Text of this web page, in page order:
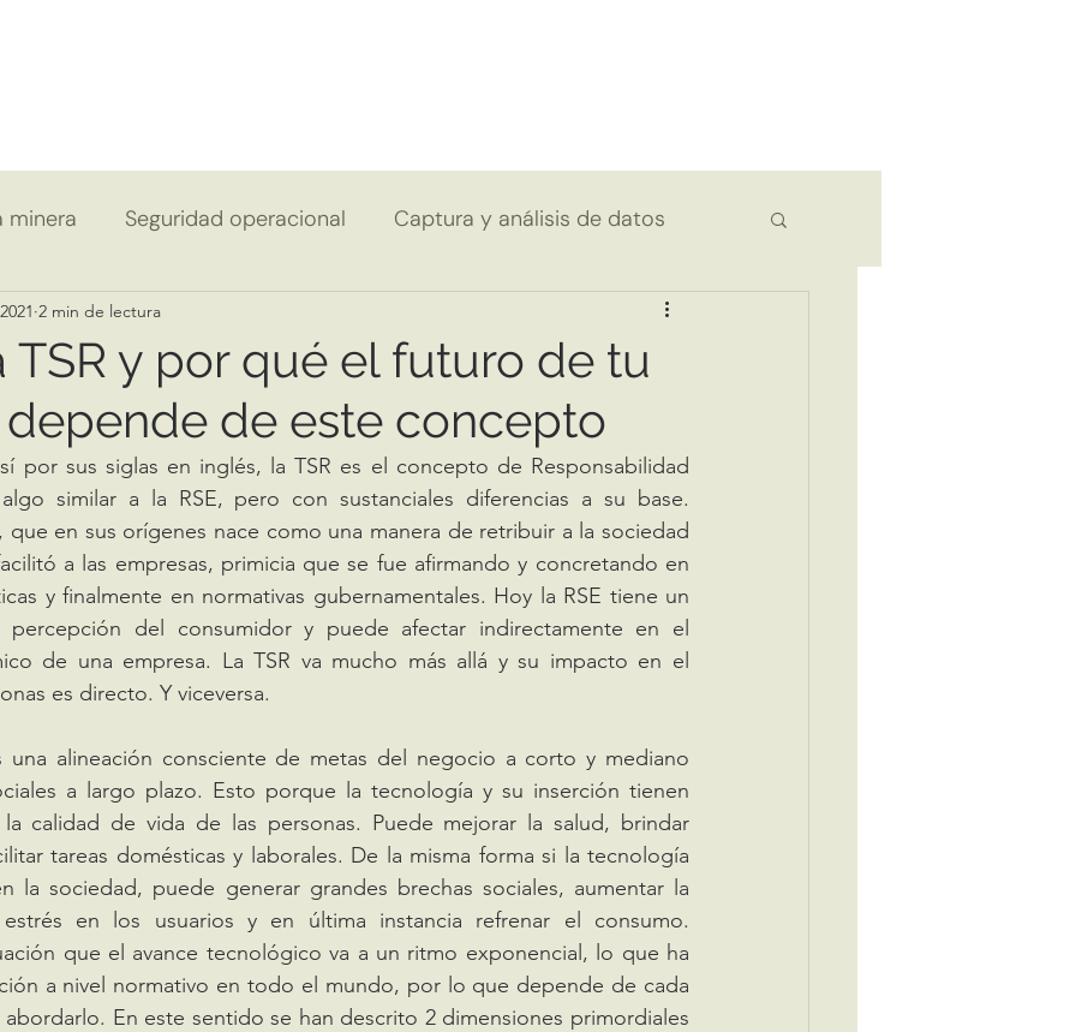
minera Seguridad operacional Captura y análisis de datos
TSR y por qué el futuro de tu
de este concepto
2 min de lectura
similar a la RSE, pero con sustanciales diferencias a su base.
que en sus orígenes nace como una manera de retribuir a la sociedad
a las empresas, primicia que se fue afirmando y concretando en
y finalmente en normativas gubernamentales. Hoy la RSE tiene un
del consumidor y puede afectar indirectamente en el
de una empresa. La TSR va mucho más allá y su impacto en el
es directo. Y viceversa.
a largo plazo. Esto porque la tecnología y su inserción tienen
calidad de vida de las personas. Puede mejorar la salud, brindar
tareas domésticas y laborales. De la misma forma si la tecnología
la sociedad, puede generar grandes brechas sociales, aumentar la
en los usuarios y en última instancia refrenar el consumo.
que el avance tecnológico va a un ritmo exponencial, lo que ha
a nivel normativo en todo el mundo, por lo que depende de cada
En este sentido se han descrito 2 dimensiones primordiales